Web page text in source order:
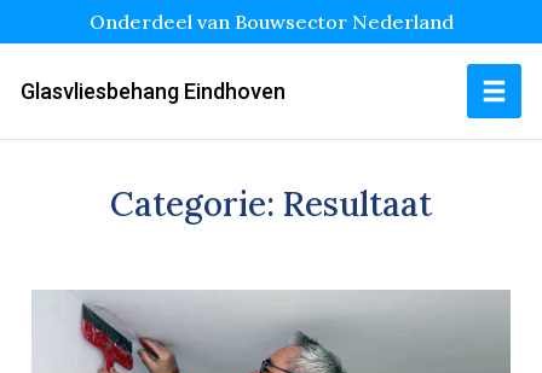
Onderdeel van Bouwsector Nederland
Glasvliesbehang Eindhoven
Categorie: Resultaat